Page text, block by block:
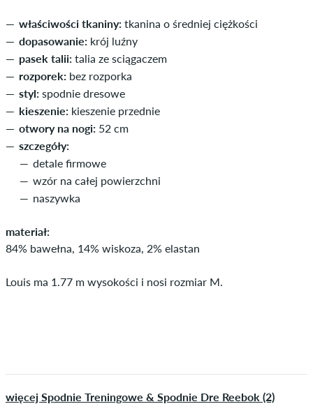
31 78,5
33 83,5
właściwości tkaniny: tkanina o średniej ciężkości
dopasowanie: krój luźny
pasek talii: talia ze sciągaczem
rozporek: bez rozporka
styl: spodnie dresowe
kieszenie: kieszenie przednie
otwory na nogi: 52 cm
szczegóły:
detale firmowe
wzór na całej powierzchni
naszywka
materiał:
84% bawełna, 14% wiskoza, 2% elastan
Louis ma 1.77 m wysokości i nosi rozmiar M.
więcej Spodnie Treningowe & Spodnie Dre Reebok (2)